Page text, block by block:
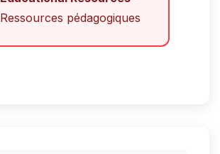
Ressources pédagogiques